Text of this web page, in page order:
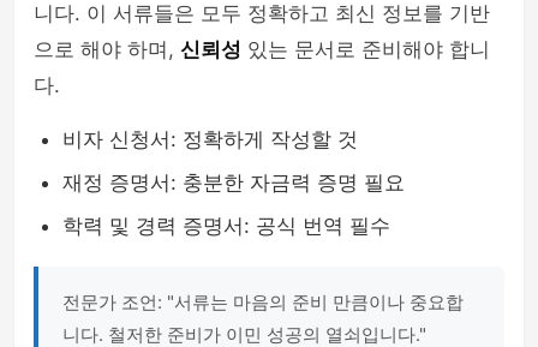
니다. 이 서류들은 모두 정확하고 최신 정보를 기반
으로 해야 하며, 신뢰성 있는 문서로 준비해야 합니
다.
비자 신청서: 정확하게 작성할 것
재정 증명서: 충분한 자금력 증명 필요
학력 및 경력 증명서: 공식 번역 필수
전문가 조언: "서류는 마음의 준비 만큼이나 중요합
니다. 철저한 준비가 이민 성공의 열쇠입니다."